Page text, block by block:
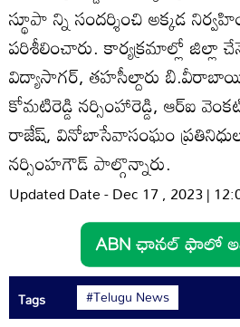
స్థూపా న్ని సందర్శించి అక్కడ
పరిశీలించారు. కార్యక్రమాల్లో జిల్లా
విద్యాసాగర్‌, తహసీల్దారు
కోమటిరెడ్డి నర్సింహారెడ్డి, ఆర్‌ఐ
రాజేష్‌, వినోబాసేవాసంఘం
నర్సింహగౌడ్‌ పాల్గొన్నారు.
Updated Date - Dec 17 , 2023 |
Tags #Telugu News